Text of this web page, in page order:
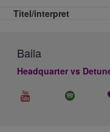
Titel/interpret
Baila
Headquarter vs